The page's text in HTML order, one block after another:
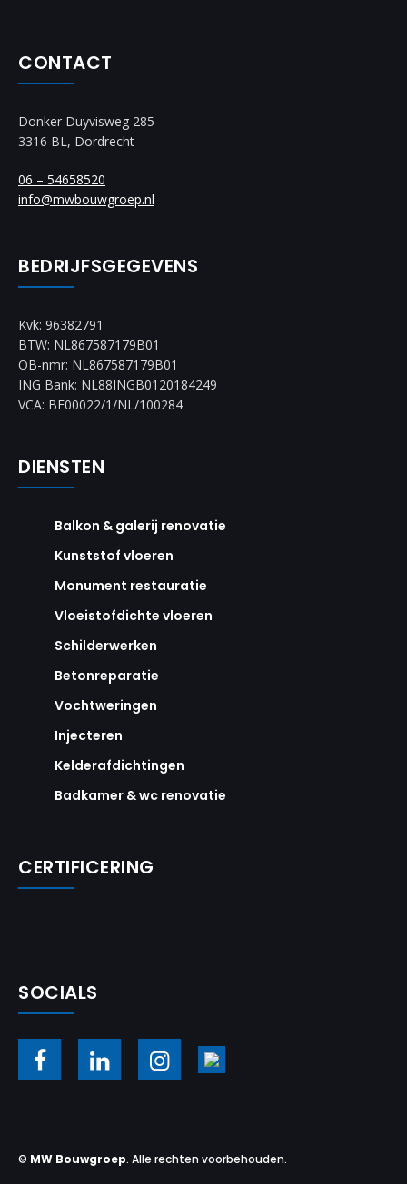
CONTACT
Donker Duyvisweg 285
3316 BL, Dordrecht
06 – 54658520
info@mwbouwgroep.nl
BEDRIJFSGEGEVENS
Kvk: 96382791
BTW: NL867587179B01
OB-nmr: NL867587179B01
ING Bank: NL88INGB0120184249
VCA: BE00022/1/NL/100284
DIENSTEN
Balkon & galerij renovatie
Kunststof vloeren
Monument restauratie
Vloeistofdichte vloeren
Schilderwerken
Betonreparatie
Vochtweringen
Injecteren
Kelderafdichtingen
Badkamer & wc renovatie
CERTIFICERING
SOCIALS
© MW Bouwgroep. Alle rechten voorbehouden.